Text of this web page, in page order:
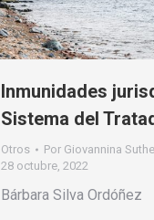
Inmunidades
Sistema del
Otros Por Giovannina
28 octubre, 2022
Bárbara Silva Ordóñez